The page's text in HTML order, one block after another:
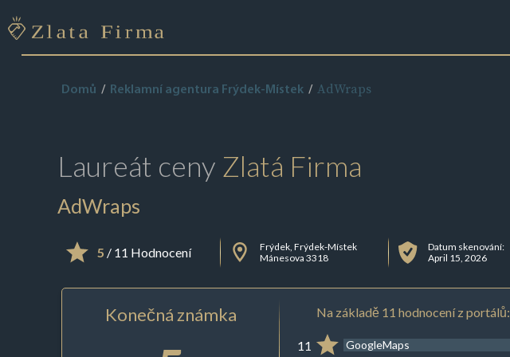
Domů Reklamní agentura Frýdek-Místek AdWraps
Laureát ceny Zlatá Firma
AdWraps
5 / 11 Hodnocení
Frýdek, Frýdek-Místek
Mánesova 3318
Datum skenování:
April 15, 2026
Konečná známka Na základě 11 hodnocení z portálů:
11 GoogleMaps